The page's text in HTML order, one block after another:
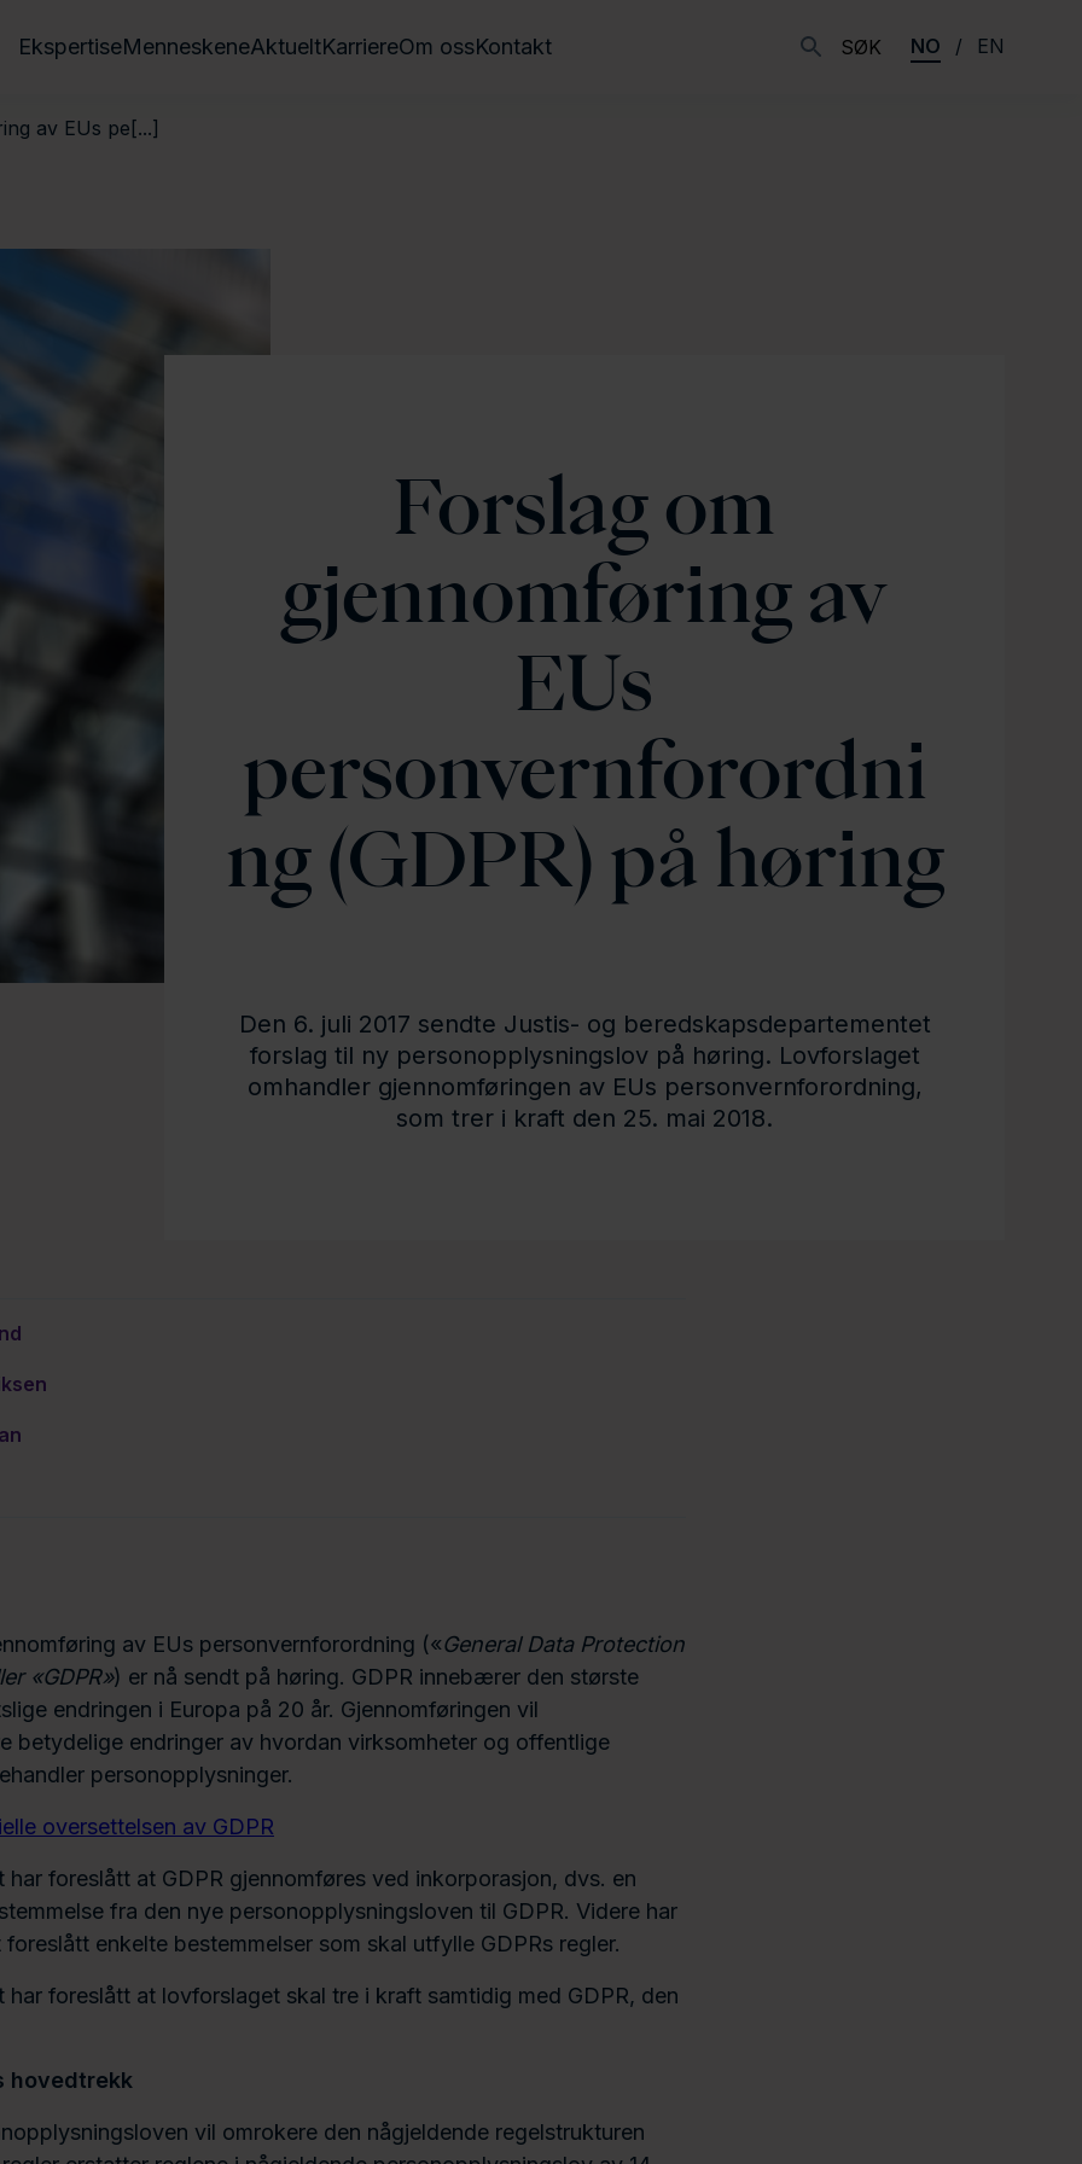
EkspertiseMenneskeneAktueltKarriereOm ossKontakt SØK NO EN
av EUs pe[...]
Forslag om
gjennomføring av
EUs
personvernforordni
ng (GDPR) på høring
Den 6. juli 2017 sendte Justis- og beredskapsdepartementet
forslag til ny personopplysningslov på høring. Lovforslaget
omhandler gjennomføringen av EUs personvernforordning,
som trer i kraft den 25. mai 2018.
av EUs personvernforordning («General Data Protection
«GDPR») er nå sendt på høring. GDPR innebærer den største
endringen i Europa på 20 år. Gjennomføringen vil
betydelige endringer av hvordan virksomheter og offentlige
personopplysninger.
oversettelsen av GDPR
har foreslått at GDPR gjennomføres ved inkorporasjon, dvs. en
fra den nye personopplysningsloven til GDPR. Videre har
enkelte bestemmelser som skal utfylle GDPRs regler.
har foreslått at lovforslaget skal tre i kraft samtidig med GDPR, den
hovedtrekk
vil omrokere den någjeldende regelstrukturen